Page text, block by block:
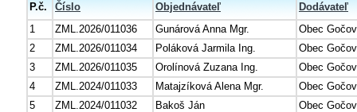
P.č.
Číslo Objednávateľ
Dodávateľ
1
ZML.2026/011036 Gunárová Anna Mgr.
Obec
2
ZML.2026/011034 Poláková Jarmila Ing.
Obec
3
ZML.2026/011035 Orolínová Zuzana Ing.
Obec
4
ZML.2024/011033 Matajzíková Alena Mgr.
Obec
5
ZML.2024/011032 Bakoš Ján
Obec